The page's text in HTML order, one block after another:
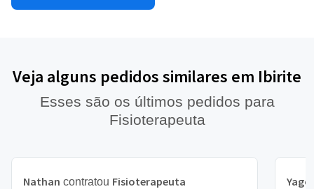
Veja alguns pedidos similares em Ibirite
Esses são os últimos pedidos para
Fisioterapeuta
Nathan contratou Fisioterapeuta Yago